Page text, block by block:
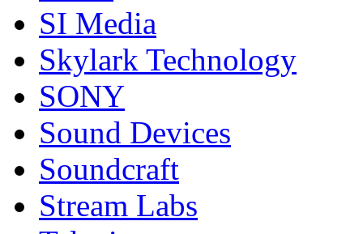
SI Media
Skylark Technology
SONY
Sound Devices
Soundcraft
Stream Labs